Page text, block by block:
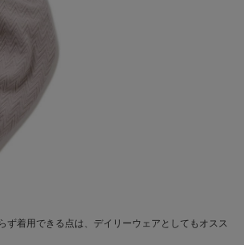
ず着用できる点は、デイリーウェアとしてもオスス